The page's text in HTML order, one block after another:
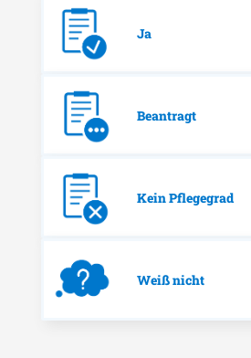
Ja
Beantragt
Kein Pflegegrad
Weiß nicht